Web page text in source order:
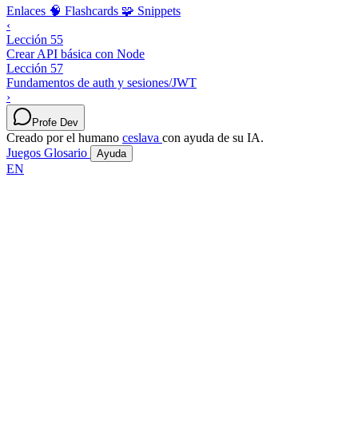
Enlaces 🧠 Flashcards 🧩 Snippets
‹
Lección 55
Crear API básica con Node
Lección 57
Fundamentos de auth y sesiones/JWT
›
Profe Dev
Creado por el humano ceslava con ayuda de su IA.
Juegos Glosario Ayuda
EN